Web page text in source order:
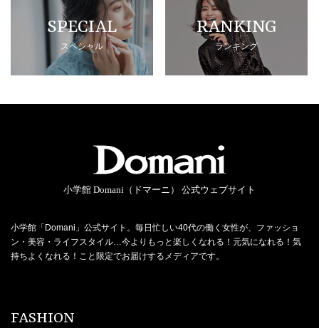
SPECIAL
スペシャル
RANKING
ランキング
小学館 Domani（ドマーニ） 公式ウェブサイト
小学館「Domani」公式サイト。毎日忙しい40代の働く女性が、ファッショ
ン・美容・ライフスタイル…今よりもっと楽しくなれる！元気になれる！気
持ちよくなれる！こと限定でお届けするメディアです。
FASHION